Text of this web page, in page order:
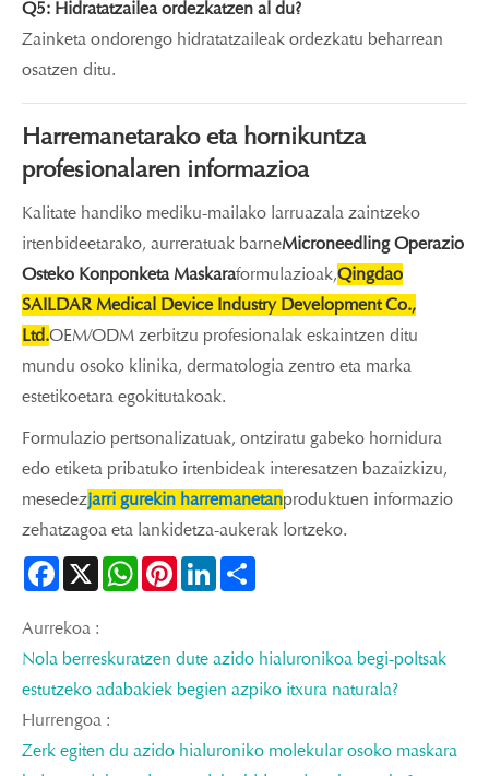
Q5: Hidratatzailea ordezkatzen al du?
Zainketa ondorengo hidratatzaileak ordezkatu beharrean
osatzen ditu.
Harremanetarako eta hornikuntza
profesionalaren informazioa
Kalitate handiko mediku-mailako larruazala zaintzeko
irtenbideetarako, aurreratuak barneMicroneedling Operazio
Osteko Konponketa Maskaraformulazioak,Qingdao
SAILDAR Medical Device Industry Development Co.,
Ltd.OEM/ODM zerbitzu profesionalak eskaintzen ditu
mundu osoko klinika, dermatologia zentro eta marka
estetikoetara egokitutakoak.
Formulazio pertsonalizatuak, ontziratu gabeko hornidura
edo etiketa pribatuko irtenbideak interesatzen bazaizkizu,
mesedezjarri gurekin harremanetanproduktuen informazio
zehatzagoa eta lankidetza-aukerak lortzeko.
Facebook
X WhatsAppPinterestLinkedIn
Aurrekoa :
Nola berreskuratzen dute azido hialuronikoa begi-poltsak
estutzeko adabakiek begien azpiko itxura naturala?
Hurrengoa :
Zerk egiten du azido hialuroniko molekular osoko maskara